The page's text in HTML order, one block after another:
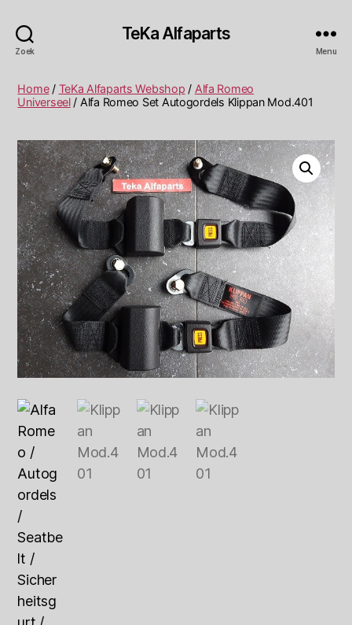
Zoek
TeKa Alfaparts
Menu
Home/ TeKa Alfaparts Webshop / Alfa Romeo
Universeel/ Alfa Romeo Set Autogordels Klippan Mod.401